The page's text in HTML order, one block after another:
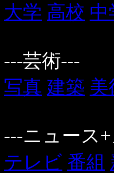
大学 高校 中
---芸術---
写真 建築 美
---ニュース
テレビ 番組